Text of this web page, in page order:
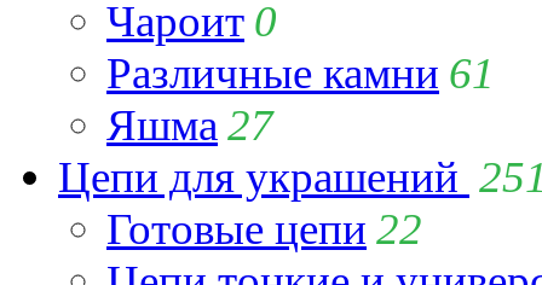
Чароит 0
Различные камни 61
Яшма 27
Цепи для украшений
Готовые цепи 22